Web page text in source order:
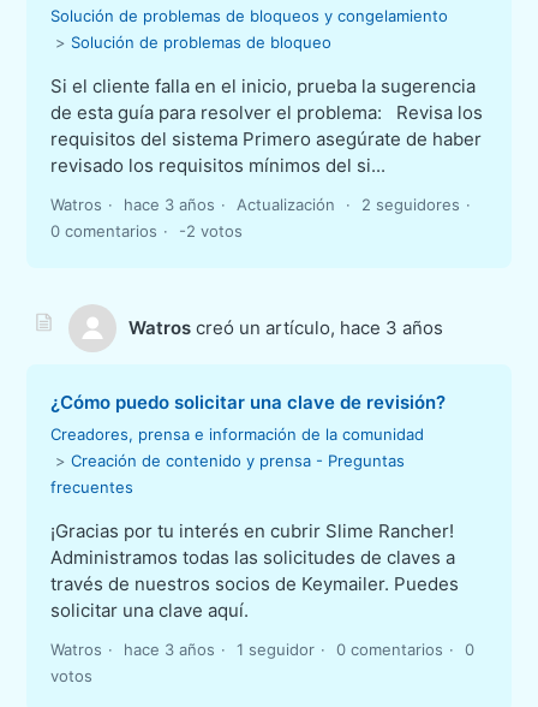
Solución de problemas de bloqueos y congelamiento
Solución de problemas de bloqueo
Si el cliente falla en el inicio, prueba la sugerencia
de esta guía para resolver el problema: Revisa los
requisitos del sistema Primero asegúrate de haber
revisado los requisitos mínimos del si...
Watros hace 3 años Actualización
2 seguidores
0 comentarios
-2 votos
Watros creó un artículo, hace 3 años
¿Cómo puedo solicitar una clave de revisión?
Creadores, prensa e información de la comunidad
Creación de contenido y prensa - Preguntas
frecuentes
¡Gracias por tu interés en cubrir Slime Rancher!
Administramos todas las solicitudes de claves a
través de nuestros socios de Keymailer. Puedes
solicitar una clave aquí.
Watros hace 3 años 1 seguidor 0 comentarios
0
votos